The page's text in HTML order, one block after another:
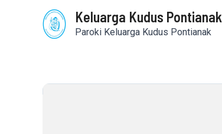
Keluarga Kudus Pontianak
Paroki Keluarga Kudus Pontianak